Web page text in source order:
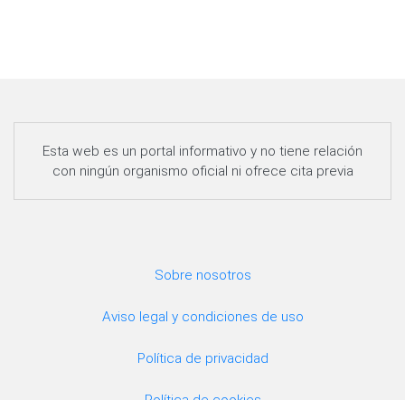
Esta web es un portal informativo y no tiene relación
con ningún organismo oficial ni ofrece cita previa
Sobre nosotros
Aviso legal y condiciones de uso
Política de privacidad